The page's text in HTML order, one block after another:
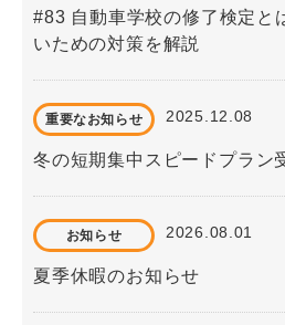
#83 自動車学校の修了検定と
いための対策を解説
重要なお知らせ 2025.12.08
冬の短期集中スピードプラン
お知らせ 2026.08.01
夏季休暇のお知らせ